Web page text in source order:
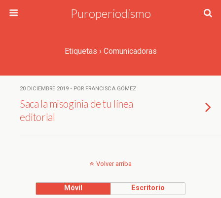
Puroperiodismo
Etiquetas › Comunicadoras
20 DICIEMBRE 2019 • POR FRANCISCA GÓMEZ
Saca la misoginia de tu línea
editorial
Volver arriba
Móvil Escritorio